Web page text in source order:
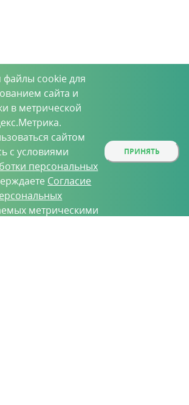
cookie для
сайта и
в метрической
сайтом
с условиями
персональных
Согласие
метрическими
ПРИНЯТЬ